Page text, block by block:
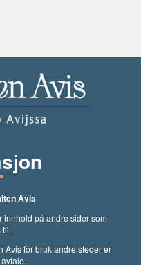
Avis
innhold på andre sider som
til.
Avis for bruk andre steder er